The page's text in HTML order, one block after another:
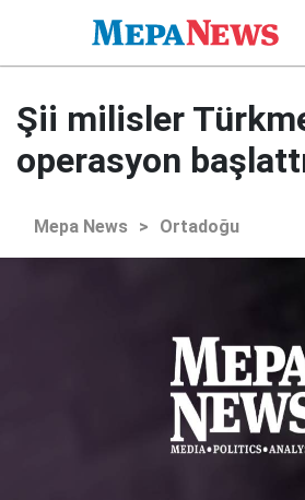
Şii milisler
operasyon
Mepa News > Ortadoğu